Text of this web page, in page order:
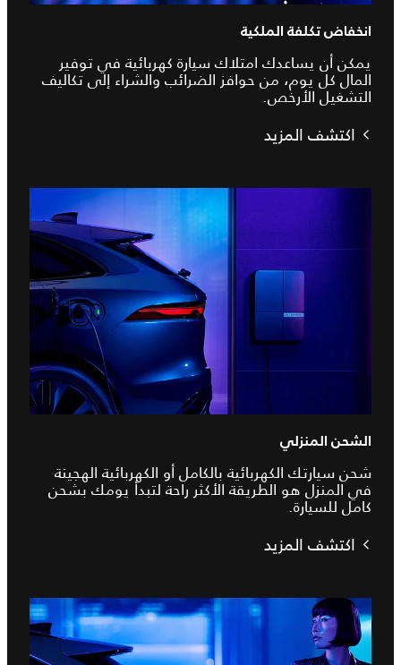
انخفاض تكلفة الملكية
يمكن أن يساعدك امتلاك سيارة كهربائية في توفير
المال كل يوم، من حوافز الضرائب والشراء إلى تكاليف
التشغيل الأرخص.
اكتشف المزيد
الشحن المنزلي
شحن سيارتك الكهربائية بالكامل أو الكهربائية الهجينة
في المنزل هو الطريقة الأكثر راحة لتبدأ يومك بشحن
كامل للسيارة.
اكتشف المزيد